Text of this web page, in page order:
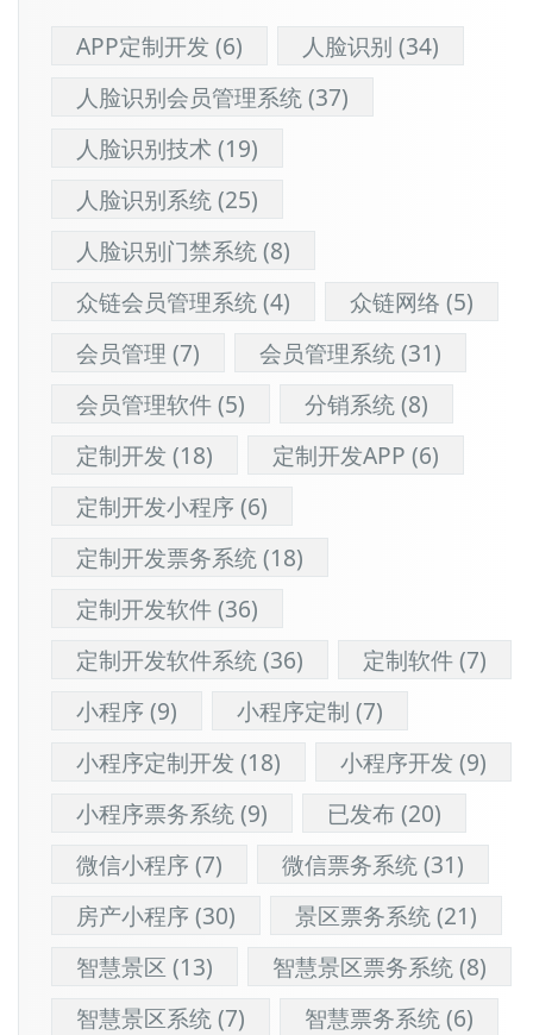
APP定制开发 (6) 人脸识别 (34)
人脸识别会员管理系统(37)
人脸识别技术(19)
人脸识别系统(25)
人脸识别门禁系统(8)
众链会员管理系统(4) 众链网络 (5)
会员管理 (7) 会员管理系统(31)
会员管理软件(5) 分销系统(8)
定制开发 (18) 定制开发APP (6)
定制开发小程序(6)
定制开发票务系统(18)
定制开发软件(36)
定制开发软件系统(36) 定制软件(7)
小程序(9) 小程序定制 (7)
小程序定制开发 (18) 小程序开发 (9)
小程序票务系统(9) 已发布(20)
微信小程序(7) 微信票务系统(31)
房产小程序(30) 景区票务系统(21)
智慧景区 (13) 智慧景区票务系统(8)
智慧景区系统(7) 智慧票务系统(6)